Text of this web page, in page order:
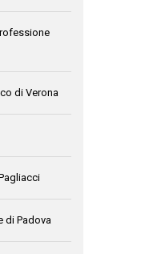
di Verona
di Padova